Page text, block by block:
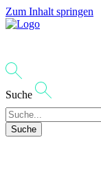
Zum Inhalt springen
Suche
Suche